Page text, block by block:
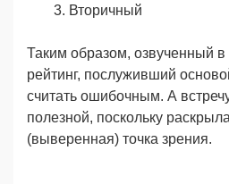
3. Вторичный
Таким образом, озвученный
рейтинг, послуживший
считать ошибочным. А
полезной, поскольку
(выверенная) точка зрения.